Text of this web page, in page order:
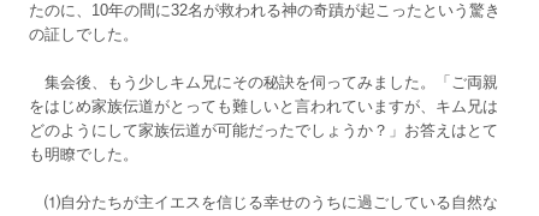
たのに、10年の間に32名が救われる神の奇蹟が起こったという驚き
の証しでした。
集会後、もう少しキム兄にその秘訣を伺ってみました。「ご両親
をはじめ家族伝道がとっても難しいと言われていますが、キム兄は
どのようにして家族伝道が可能だったでしょうか？」お答えはとて
も明瞭でした。
⑴自分たちが主イエスを信じる幸せのうちに過ごしている自然な